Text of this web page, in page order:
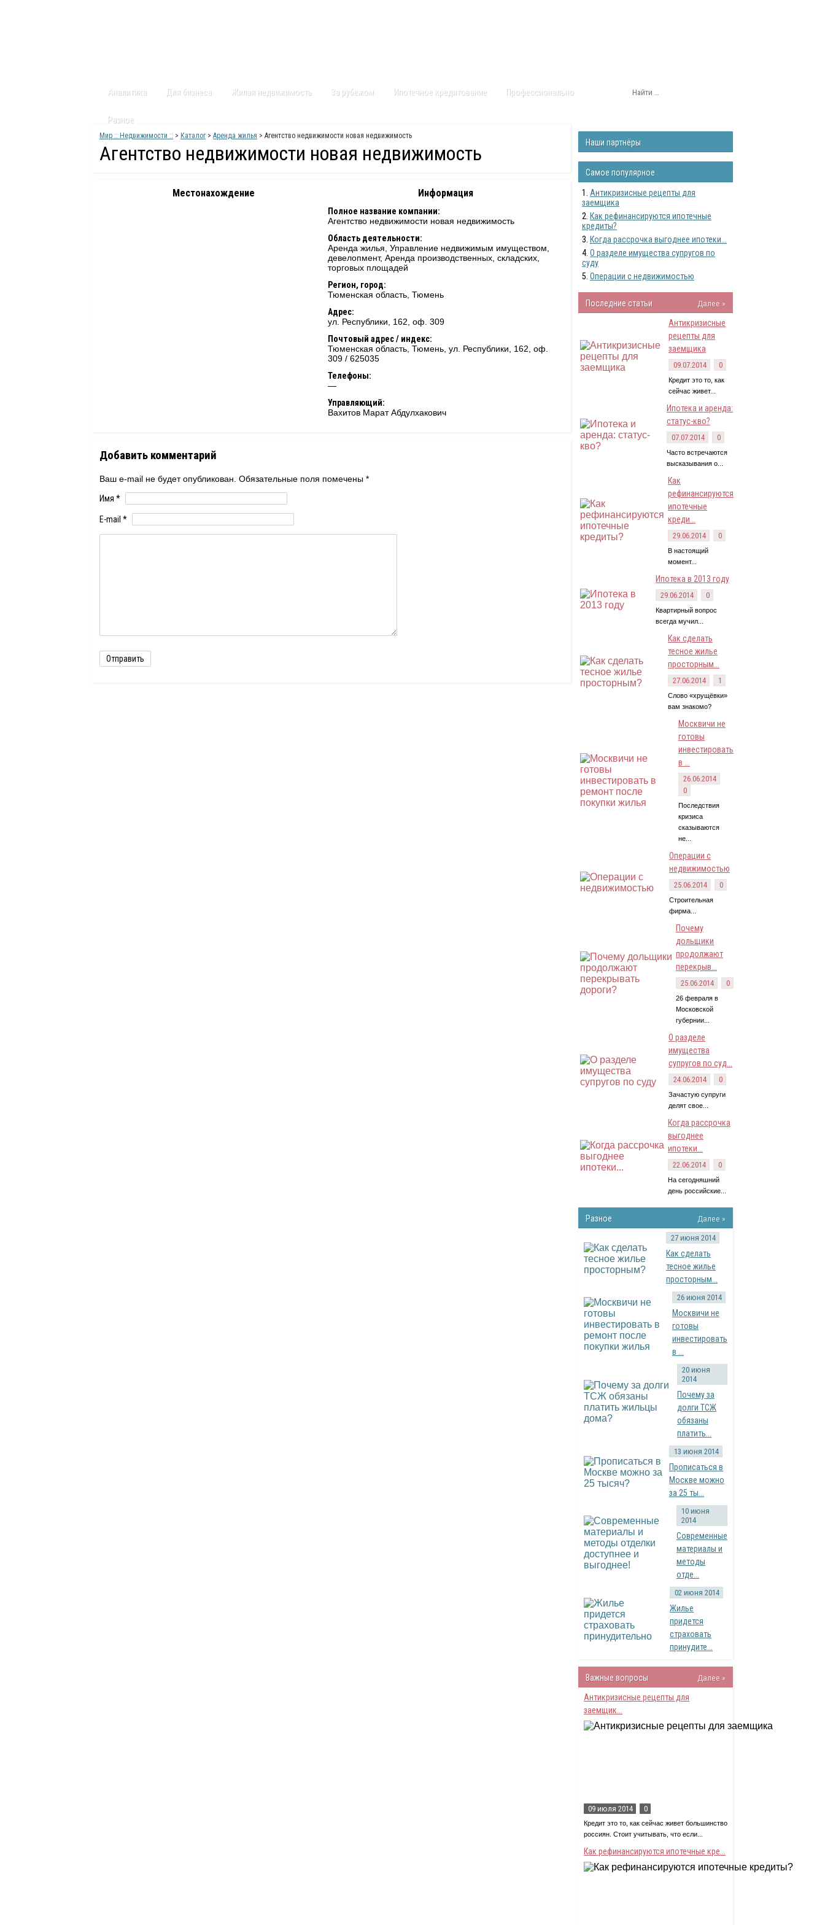
Аналитика Для бизнеса Жилая недвижимость За рубежом Ипотечное кредитование Профессионально
Разное
Мир :: Недвижимости :: > Каталог> Аренда жилья > Агентство недвижимости новая недвижимость
Агентство недвижимости новая недвижимость
Местонахождение Информация
Полное название компании:
Агентство недвижимости новая недвижимость
Область деятельности:
Аренда жилья, Управление недвижимым имуществом,
девелопмент, Аренда производственных, складских,
торговых площадей
Регион, город:
Тюменская область Тюмень
Адрес:
ул. Республики, 162, оф. 309
Почтовый адрес / индекс:
Тюменская область, Тюмень, ул. Республики, 162, оф.
309 / 625035
Телефоны:
—
Управляющий:
Вахитов Марат Абдулхакович
Добавить комментарий
Ваш e-mail не будет опубликован. Обязательные поля помечены *
Имя *
E-mail *
Наши партнёры
Самое популярное
Антикризисные рецепты для
заемщика
Как рефинансируются ипотечные
кредиты?
Когда рассрочка выгоднее ипотеки...
О разделе имущества супругов по
суду
Операции с недвижимостью
Последние статьи
Далее »
Антикризисные
рецепты для
заемщика
09.07.2014 0
Кредит это то, как
сейчас живет...
Ипотека и аренда:
статус-кво?
07.07.2014 0
Часто встречаются
высказывания о...
Как
рефинансируются
ипотечные
креди...
29.06.2014 0
В настоящий
момент...
Ипотека в 2013 году
29.06.2014 0
Квартирный вопрос
всегда мучил...
Как сделать
тесное жилье
просторным...
27.06.2014 1
Слово «хрущёвки»
вам знакомо?
Москвичи не
готовы
инвестировать
в ...
26.06.2014
0
Последствия
кризиса
сказываются
не...
Операции с
недвижимостью
25.06.2014 0
Строительная
фирма...
Почему
дольщики
продолжают
перекрыв...
25.06.2014 0
26 февраля в
Московской
губернии...
О разделе
имущества
супругов по суд...
24.06.2014 0
Зачастую супруги
делят свое...
Когда рассрочка
выгоднее
ипотеки...
22.06.2014 0
На сегодняшний
день российские...
Разное Далее »
27 июня 2014
Как сделать
тесное жилье
просторным...
26 июня 2014
Москвичи не
готовы
инвестировать
в ...
20 июня
2014
Почему за
долги ТСЖ
обязаны
платить...
13 июня 2014
Прописаться в
Москве можно
за 25 ты...
10 июня
2014
Современные
материалы и
методы
отде...
02 июня 2014
Жилье
придется
страховать
принудите...
Важные вопросы
Далее »
Антикризисные рецепты для
заемщик...
09 июля 2014 0
Кредит это то, как сейчас живет большинство
россиян. Стоит учитывать, что если...
Как рефинансируются ипотечные кре...